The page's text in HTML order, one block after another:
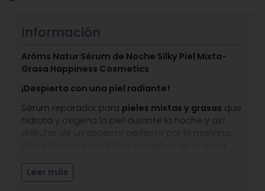
Información
Arôms Natur Sérum de Noche Silky Piel Mixta-
Grasa Happiness Cosmetics
¡Despierta con una piel radiante!
Sérum reparador para pieles mixtas y grasas que
hidrata y oxigena la piel durante la noche y así
disfrutar de un aspecto perfecto por la mañana.
Regula la secreción sebácea, reduce la aparición
de puntos negros y comedones. a su vez previene
Leer más